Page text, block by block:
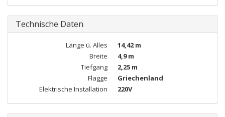
Technische Daten
Länge ü. Alles
14,42 m
Breite
4,9 m
Tiefgang
2,25 m
Flagge
Griechenland
Elektrische Installation
220V